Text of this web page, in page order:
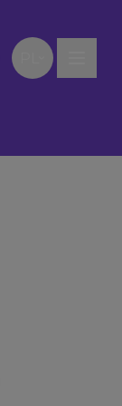
czego